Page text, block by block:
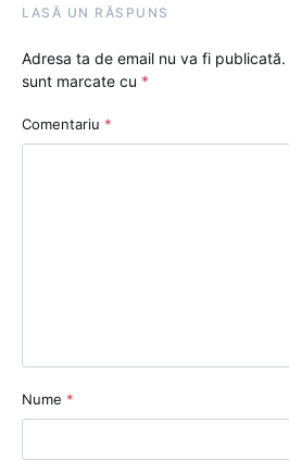
LASĂ UN RĂSPUNS
Adresa ta de email nu va fi publicată.
sunt marcate cu *
Comentariu *
Nume *